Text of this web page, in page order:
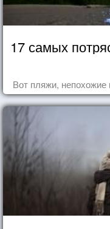
17 самых
Вот пляжи,